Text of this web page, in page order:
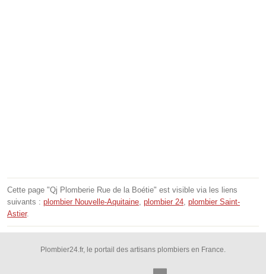
Cette page "Qj Plomberie Rue de la Boétie" est visible via les liens
suivants : plombier Nouvelle-Aquitaine, plombier 24, plombier Saint-
Astier.
Plombier24.fr, le portail des artisans plombiers en France.